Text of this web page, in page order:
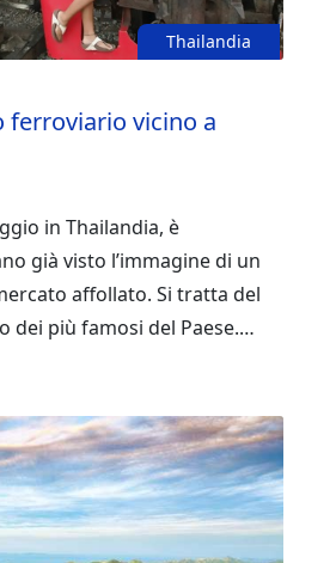
Thailandia
ferroviario vicino a
in Thailandia, è
già visto l’immagine di un
affollato. Si tratta del
dei più famosi del Paese.
unico. Scopriamo
per raccogliere
aggiungere una nuova
a Bangkok!